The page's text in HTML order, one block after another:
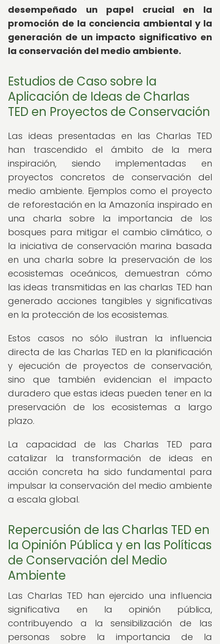
desempeñado un papel crucial en la
promoción de la conciencia ambiental y la
generación de un impacto significativo en
la conservación del medio ambiente.
Estudios de Caso sobre la
Aplicación de Ideas de Charlas
TED en Proyectos de Conservación
Las ideas presentadas en las Charlas TED
han trascendido el ámbito de la mera
inspiración, siendo implementadas en
proyectos concretos de conservación del
medio ambiente. Ejemplos como el proyecto
de reforestación en la Amazonía inspirado en
una charla sobre la importancia de los
bosques para mitigar el cambio climático, o
la iniciativa de conservación marina basada
en una charla sobre la preservación de los
ecosistemas oceánicos, demuestran cómo
las ideas transmitidas en las charlas TED han
generado acciones tangibles y significativas
en la protección de los ecosistemas.
Estos casos no sólo ilustran la influencia
directa de las Charlas TED en la planificación
y ejecución de proyectos de conservación,
sino que también evidencian el impacto
duradero que estas ideas pueden tener en la
preservación de los ecosistemas a largo
plazo.
La capacidad de las Charlas TED para
catalizar la transformación de ideas en
acción concreta ha sido fundamental para
impulsar la conservación del medio ambiente
a escala global.
Repercusión de las Charlas TED en
la Opinión Pública y en las Políticas
de Conservación del Medio
Ambiente
Las Charlas TED han ejercido una influencia
significativa en la opinión pública,
contribuyendo a la sensibilización de las
personas sobre la importancia de la